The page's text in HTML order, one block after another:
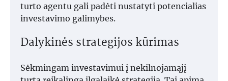
turto agentu gali padėti nustatyti potencialias
investavimo galimybes.
Dalykinės strategijos kūrimas
Sėkmingam investavimui į nekilnojamąjį